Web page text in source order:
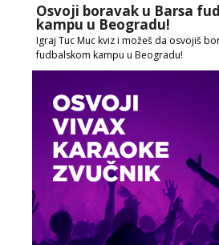
Osvoji boravak u Barsa
kampu u Beogradu!
Igraj Tuc Muc kviz i možeš da osvojiš
fudbalskom kampu u Beogradu!